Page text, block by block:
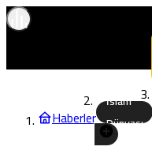
Haberler
İslam
Dünyası